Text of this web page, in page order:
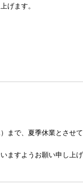
げます。
まで、夏季休業とさせて
ますようお願い申し上げ